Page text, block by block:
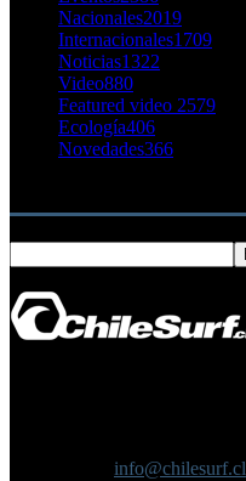
Nacionales2019
Internacionales1709
Noticias1322
Video880
Featured video 2579
Ecología406
Novedades366
info@chilesurf.cl